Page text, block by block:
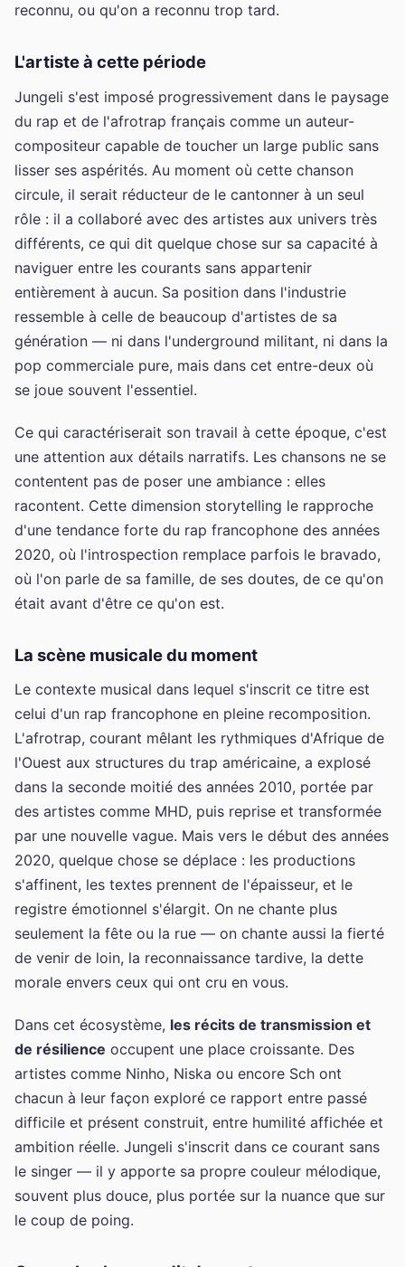
reconnu, ou qu'on a reconnu trop tard.
L'artiste à cette période
Jungeli s'est imposé progressivement dans le paysage
du rap et de l'afrotrap français comme un auteur-
compositeur capable de toucher un large public sans
lisser ses aspérités. Au moment où cette chanson
circule, il serait réducteur de le cantonner à un seul
rôle : il a collaboré avec des artistes aux univers très
différents, ce qui dit quelque chose sur sa capacité à
naviguer entre les courants sans appartenir
entièrement à aucun. Sa position dans l'industrie
ressemble à celle de beaucoup d'artistes de sa
génération — ni dans l'underground militant, ni dans la
pop commerciale pure, mais dans cet entre-deux où
se joue souvent l'essentiel.
Ce qui caractériserait son travail à cette époque, c'est
une attention aux détails narratifs. Les chansons ne se
contentent pas de poser une ambiance : elles
racontent. Cette dimension storytelling le rapproche
d'une tendance forte du rap francophone des années
2020, où l'introspection remplace parfois le bravado,
où l'on parle de sa famille, de ses doutes, de ce qu'on
était avant d'être ce qu'on est.
La scène musicale du moment
Le contexte musical dans lequel s'inscrit ce titre est
celui d'un rap francophone en pleine recomposition.
L'afrotrap, courant mêlant les rythmiques d'Afrique de
l'Ouest aux structures du trap américaine, a explosé
dans la seconde moitié des années 2010, portée par
des artistes comme MHD, puis reprise et transformée
par une nouvelle vague. Mais vers le début des années
2020, quelque chose se déplace : les productions
s'affinent, les textes prennent de l'épaisseur, et le
registre émotionnel s'élargit. On ne chante plus
seulement la fête ou la rue — on chante aussi la fierté
de venir de loin, la reconnaissance tardive, la dette
morale envers ceux qui ont cru en vous.
Dans cet écosystème, les récits de transmission et
de résilience occupent une place croissante. Des
artistes comme Ninho, Niska ou encore Sch ont
chacun à leur façon exploré ce rapport entre passé
difficile et présent construit, entre humilité affichée et
ambition réelle. Jungeli s'inscrit dans ce courant sans
le singer — il y apporte sa propre couleur mélodique,
souvent plus douce, plus portée sur la nuance que sur
le coup de poing.